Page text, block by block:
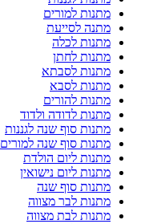
מתנות למורים
מתנה לסייעת
מתנות לכלה
מתנות לחתן
מתנות לסבתא
מתנות לסבא
מתנות להורים
מתנות לדודה ולדוד
מתנות סוף שנה לגננות
מתנות סוף שנה למורים
מתנות ליום הולדת
מתנות ליום נישואין
מתנות סוף שנה
מתנות לבר מצווה
מתנות לבת מצווה